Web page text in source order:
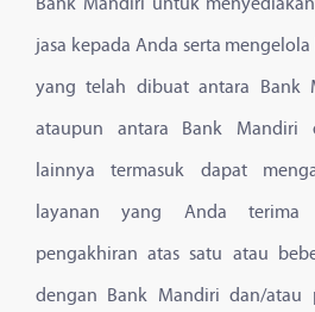
Bank Mandiri untuk
jasa kepada Anda serta
yang telah dibuat antara Bank
ataupun antara Bank Mandiri
lainnya termasuk dapat
layanan yang Anda terima
pengakhiran atas satu atau
dengan Bank Mandiri dan/atau